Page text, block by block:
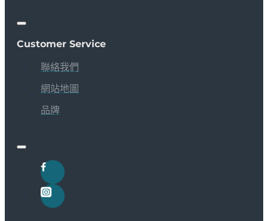
Customer Service
聯絡我們
網站地圖
品牌